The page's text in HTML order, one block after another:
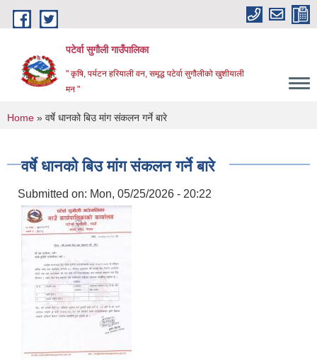
Skip to main content
पटेर्वा सुगौली गाउँपालिका
" कृषि, पर्यटन हरियाली वन, समृद्ध पटेर्वा सुगौलीको खुशीयाली
मन "
You are here
Home » वर्षे धानको बिउ मांग संकलन गर्ने बारे
वर्षे धानको बिउ मांग संकलन गर्ने बारे
Submitted on: Mon, 05/25/2026 - 20:22